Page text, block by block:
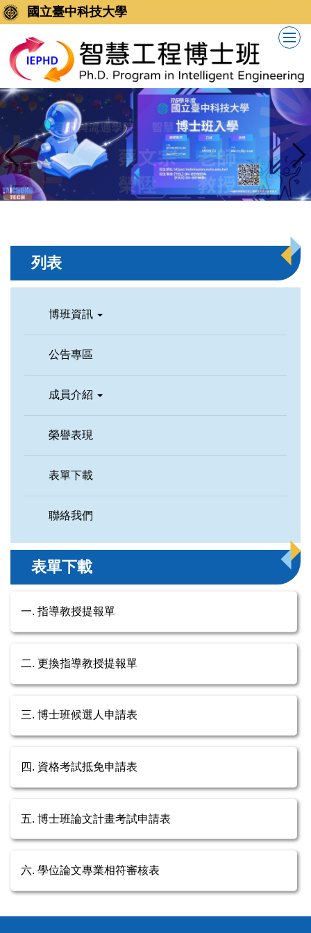
跳
到
主
要
內
容
區
國立臺中科技大學
列表
博班資訊
公告專區
成員介紹
榮譽表現
表單下載
聯絡我們
表單下載
一. 指導教授提報單
二. 更換指導教授提報單
三. 博士班候選人申請表
四. 資格考試抵免申請表
五. 博士班論文計畫考試申請表
六. 學位論文專業相符審核表